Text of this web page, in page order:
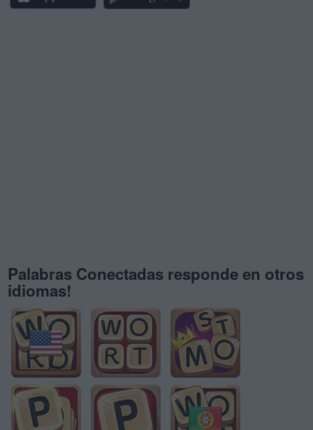
Palabras Conectadas responde en otros
idiomas!